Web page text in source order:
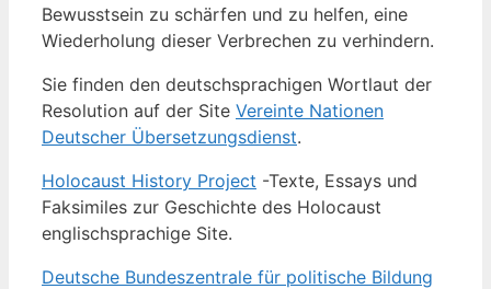
Bewusstsein zu schärfen und zu helfen, eine
Wiederholung dieser Verbrechen zu verhindern.
Sie finden den deutschsprachigen Wortlaut der
Resolution auf der Site Vereinte Nationen
Deutscher Übersetzungsdienst.
Holocaust History Project -Texte, Essays und
Faksimiles zur Geschichte des Holocaust
englischsprachige Site.
Deutsche Bundeszentrale für politische Bildung